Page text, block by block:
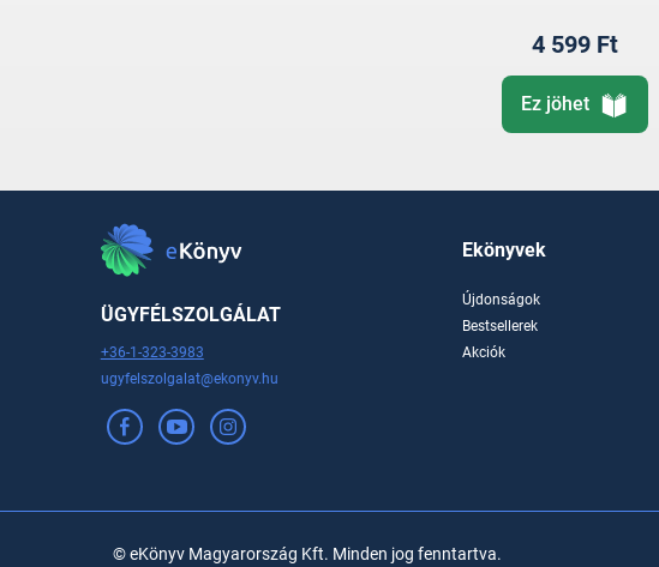
4 599 Ft
Ez jöhet
ÜGYFÉLSZOLGÁLAT
+36-1-323-3983
ugyfelszolgalat@ekonyv.hu
Ekönyvek
Újdonságok
Bestsellerek
Akciók
© eKönyv Magyarország Kft. Minden jog fenntartva.